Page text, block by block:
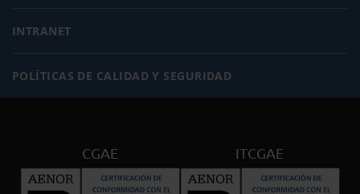
INTRANET
POLÍTICAS DE CALIDAD Y SEGURIDAD
CGAE ITCGAE